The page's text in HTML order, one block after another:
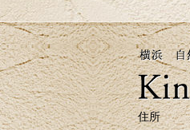
フォームに関するご相談、お見積りな
気軽にお問い合わせください。ホーム
ジでは、H区M様邸のキッチリフォー
区N様邸の玄関ドアリフォーム事例を
しました。リフォームのご参考に是非
ください。皆様からのお問合せをお待
ております。
住所